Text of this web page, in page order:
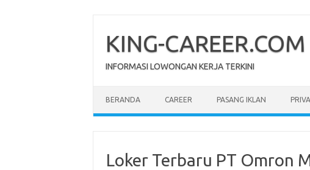
content
KING-CAREER.COM
INFORMASI LOWONGAN KERJA TERKINI
BERANDA CAREER PASANG IKLAN
Loker Terbaru PT Omron